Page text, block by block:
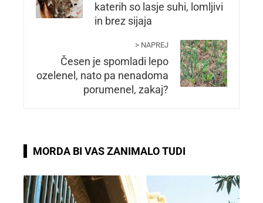
katerih so lasje suhi, lomljivi
in brez sijaja
> NAPREJ
Česen je spomladi lepo
ozelenel, nato pa nenadoma
porumenel, zakaj?
MORDA BI VAS ZANIMALO TUDI